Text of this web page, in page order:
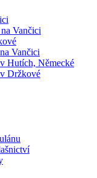
Vančici
Vančici
Hutích, Německé
Držkové